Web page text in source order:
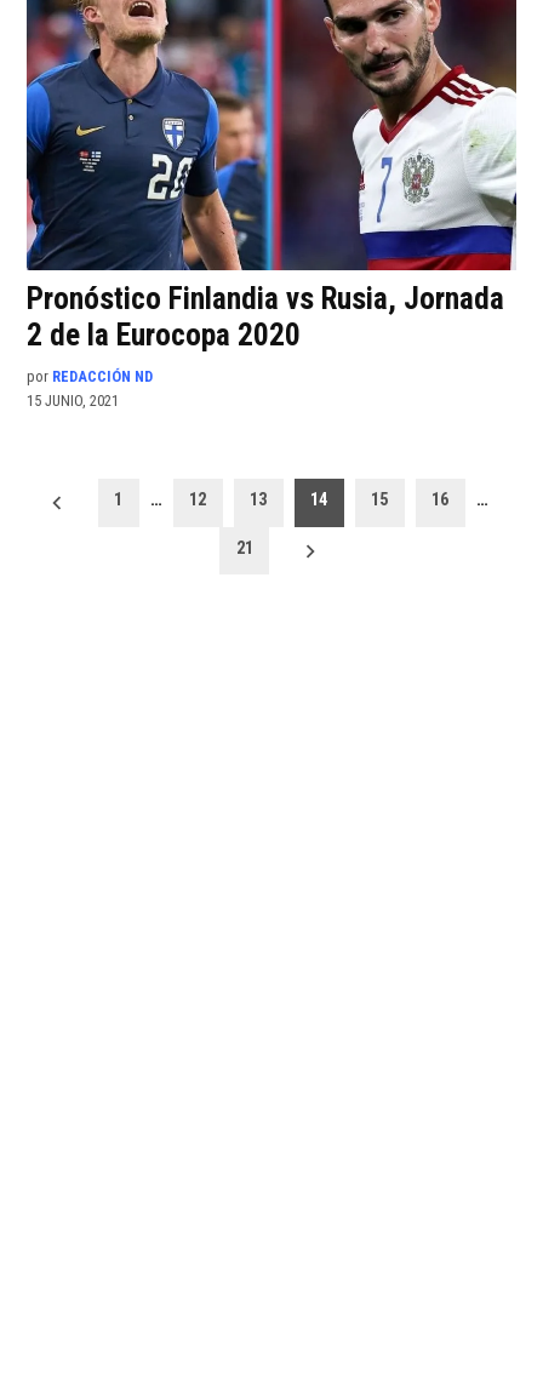
Pronóstico Finlandia vs Rusia, Jornada
2 de la Eurocopa 2020
por REDACCIÓN ND
15 JUNIO, 2021
Paginación
1 … 12 13 14 15 16 …
21